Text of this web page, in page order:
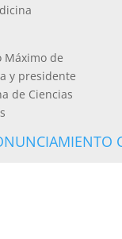
Máximo de
y presidente
de Ciencias